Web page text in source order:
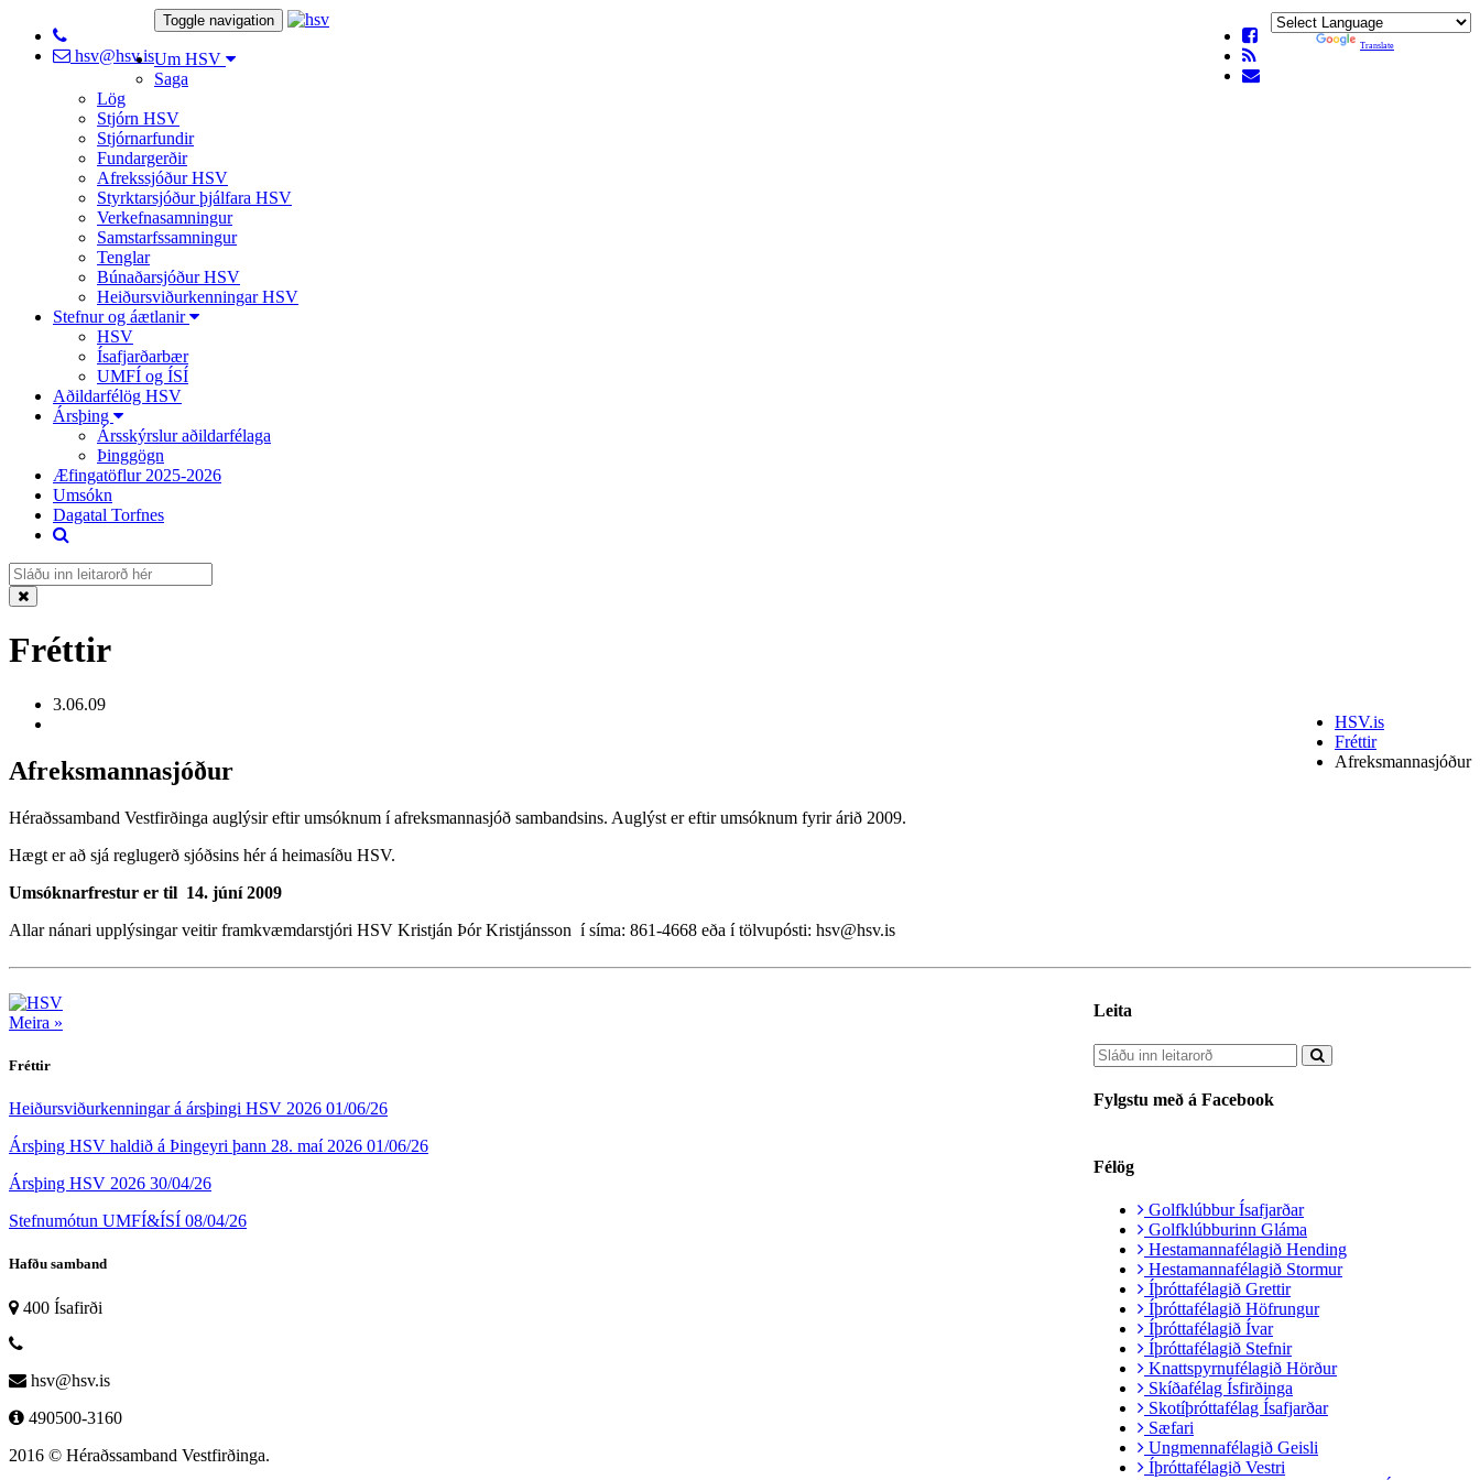
hsv@hsv.is
Translate
Toggle navigation
Um HSV
Saga
Lög
Stjórn HSV
Stjórnarfundir
Fundargerðir
Afrekssjóður HSV
Styrktarsjóður þjálfara HSV
Verkefnasamningur
Samstarfssamningur
Tenglar
Búnaðarsjóður HSV
Heiðursviðurkenningar HSV
Stefnur og áætlanir
HSV
Ísafjarðarbær
UMFÍ og ÍSÍ
Aðildarfélög HSV
Ársþing
Ársskýrslur aðildarfélaga
Þinggögn
Æfingatöflur 2025-2026
Umsókn
Dagatal Torfnes
Fréttir
HSV.is
Fréttir
Afreksmannasjóður
3.06.09
Afreksmannasjóður
Héraðssamband Vestfirðinga auglýsir eftir umsóknum í afreksmannasjóð sambandsins. Auglýst er eftir umsóknum fyrir árið 2009.
Hægt er að sjá reglugerð sjóðsins hér á heimasíðu HSV.
Umsóknarfrestur er til 14. júní 2009
Allar nánari upplýsingar veitir framkvæmdarstjóri HSV Kristján Þór Kristjánsson í síma: 861-4668 eða í tölvupósti: hsv@hsv.is
Leita
Fylgstu með á Facebook
Félög
Golfklúbbur Ísafjarðar
Golfklúbburinn Gláma
Hestamannafélagið Hending
Hestamannafélagið Stormur
Íþróttafélagið Grettir
Íþróttafélagið Höfrungur
Íþróttafélagið Ívar
Íþróttafélagið Stefnir
Knattspyrnufélagið Hörður
Skíðafélag Ísfirðinga
Skotíþróttafélag Ísafjarðar
Sæfari
Ungmennafélagið Geisli
Íþróttafélagið Vestri
Meira »
Fréttir
Heiðursviðurkenningar á ársþingi HSV 2026 01/06/26
Ársþing HSV haldið á Þingeyri þann 28. maí 2026 01/06/26
Ársþing HSV 2026 30/04/26
Stefnumótun UMFÍ&ÍSÍ 08/04/26
Hafðu samband
400 Ísafirði
hsv@hsv.is
490500-3160
2016 © Héraðssamband Vestfirðinga.